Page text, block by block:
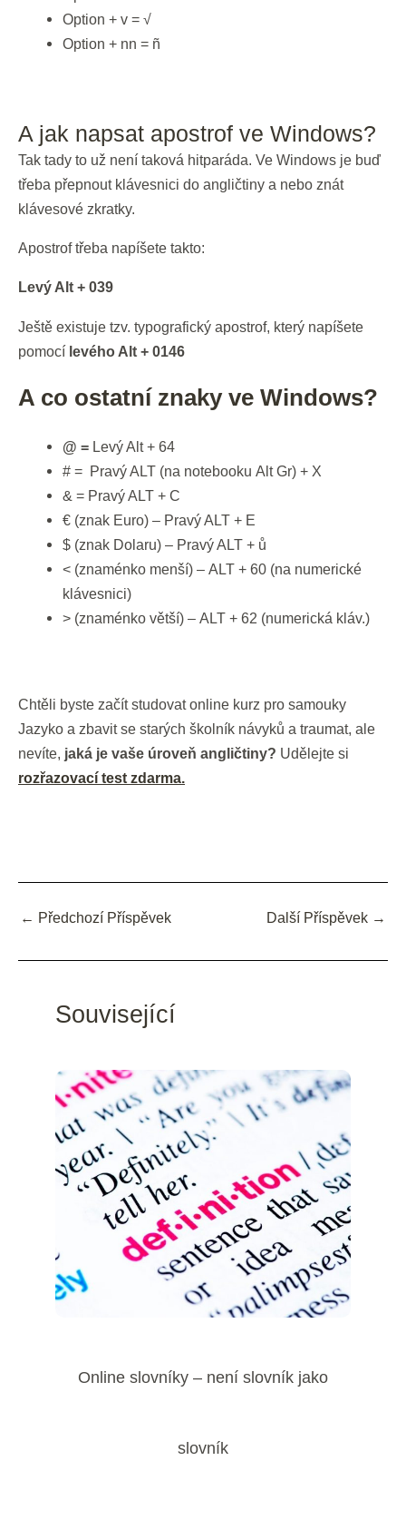
Option + v = √
Option + nn = ñ
A jak napsat apostrof ve Windows?
Tak tady to už není taková hitparáda. Ve Windows je buď
třeba přepnout klávesnici do angličtiny a nebo znát
klávesové zkratky.
Apostrof třeba napíšete takto:
Levý Alt + 039
Ještě existuje tzv. typografický apostrof, který napíšete
pomocí levého Alt + 0146
A co ostatní znaky ve Windows?
@ = Levý Alt + 64
# = Pravý ALT (na notebooku Alt Gr) + X
& = Pravý ALT + C
€ (znak Euro) – Pravý ALT + E
$ (znak Dolaru) – Pravý ALT + ů
< (znaménko menší) – ALT + 60 (na numerické
klávesnici)
> (znaménko větší) – ALT + 62 (numerická kláv.)
Chtěli byste začít studovat online kurz pro samouky
Jazyko a zbavit se starých školník návyků a traumat, ale
nevíte, jaká je vaše úroveň angličtiny? Udělejte si
rozřazovací test zdarma.
← Předchozí Příspěvek Další Příspěvek →
Související
Online slovníky – není slovník jako
slovník